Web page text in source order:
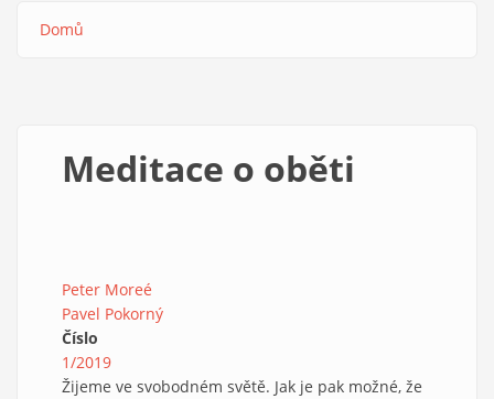
Domů
Meditace o oběti
Peter Moreé
Pavel Pokorný
Číslo
1/2019
Žijeme ve svobodném světě. Jak je pak možné, že